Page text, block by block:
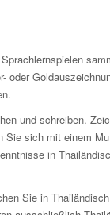
oder
und schreiben.
Sie sich mit einem
in
Sie in